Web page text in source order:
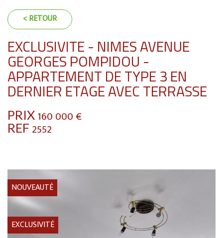
< RETOUR
EXCLUSIVITE - NIMES AVENUE
GEORGES POMPIDOU -
APPARTEMENT DE TYPE 3 EN
DERNIER ETAGE AVEC TERRASSE
PRIX 160 000 €
REF 2552
EXCLUSIVITÉ
NOUVEAUTÉ